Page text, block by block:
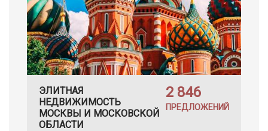
ЭЛИТНАЯ
НЕДВИЖИМОСТЬ
МОСКВЫ И МОСКОВСКОЙ
ОБЛАСТИ
2 846
ПРЕДЛОЖЕНИЙ